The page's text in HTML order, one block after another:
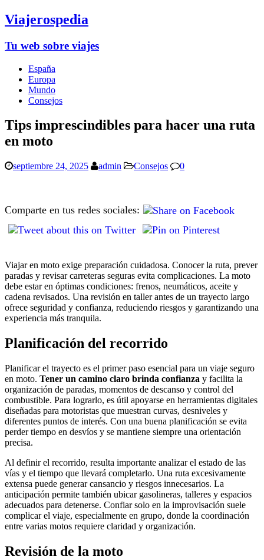
Viajerospedia
Tu web sobre viajes
España
Europa
Mundo
Consejos
Tips imprescindibles para hacer una ruta
en moto
septiembre 24, 2025 admin Consejos 0
Comparte en tus redes sociales:
Viajar en moto exige preparación cuidadosa. Conocer la ruta, prever
paradas y revisar carreteras seguras evita complicaciones. La moto
debe estar en óptimas condiciones: frenos, neumáticos, aceite y
cadena revisados. Una revisión en taller antes de un trayecto largo
ofrece seguridad y confianza, reduciendo riesgos y garantizando una
experiencia más tranquila.
Planificación del recorrido
Planificar el trayecto es el primer paso esencial para un viaje seguro
en moto. Tener un camino claro brinda confianza y facilita la
organización de paradas, momentos de descanso y control del
combustible. Para lograrlo, es útil apoyarse en herramientas digitales
diseñadas para motoristas que muestran curvas, desniveles y
diferentes puntos de interés. Con una buena planificación se evita
perder tiempo en desvíos y se mantiene siempre una orientación
precisa.
Al definir el recorrido, resulta importante analizar el estado de las
vías y el tiempo que llevará completarlo. Una ruta excesivamente
extensa puede generar cansancio y riesgos innecesarios. La
anticipación permite también ubicar gasolineras, talleres y espacios
adecuados para detenerse. Confiar solo en la improvisación suele
complicar el viaje, especialmente en grupo, donde la coordinación
entre varias motos requiere claridad y organización.
Revisión de la moto